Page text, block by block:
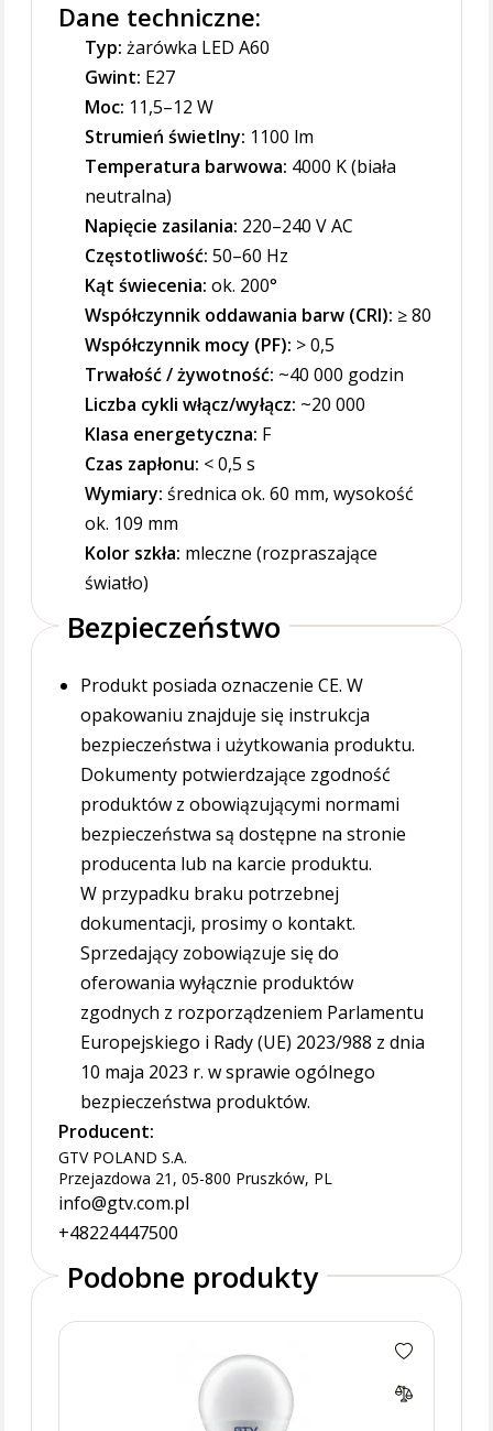
Dane techniczne:
Typ: żarówka LED A60
Gwint: E27
Moc: 11,5–12 W
Strumień świetlny: 1100 lm
Temperatura barwowa: 4000 K (biała
neutralna)
Napięcie zasilania: 220–240 V AC
Częstotliwość: 50–60 Hz
Kąt świecenia: ok. 200°
Współczynnik oddawania barw (CRI): ≥ 80
Współczynnik mocy (PF): > 0,5
Trwałość / żywotność: ~40 000 godzin
Liczba cykli włącz/wyłącz: ~20 000
Klasa energetyczna: F
Czas zapłonu: < 0,5 s
Wymiary: średnica ok. 60 mm, wysokość
ok. 109 mm
Kolor szkła: mleczne (rozpraszające
światło)
Bezpieczeństwo
Produkt posiada oznaczenie CE. W
opakowaniu znajduje się instrukcja
bezpieczeństwa i użytkowania produktu.
Dokumenty potwierdzające zgodność
produktów z obowiązującymi normami
bezpieczeństwa są dostępne na stronie
producenta lub na karcie produktu.
W przypadku braku potrzebnej
dokumentacji, prosimy o kontakt.
Sprzedający zobowiązuje się do
oferowania wyłącznie produktów
zgodnych z rozporządzeniem Parlamentu
Europejskiego i Rady (UE) 2023/988 z dnia
10 maja 2023 r. w sprawie ogólnego
bezpieczeństwa produktów.
Producent:
GTV POLAND S.A.
Przejazdowa 21, 05-800 Pruszków, PL
info@gtv.com.pl
+48224447500
Podobne produkty